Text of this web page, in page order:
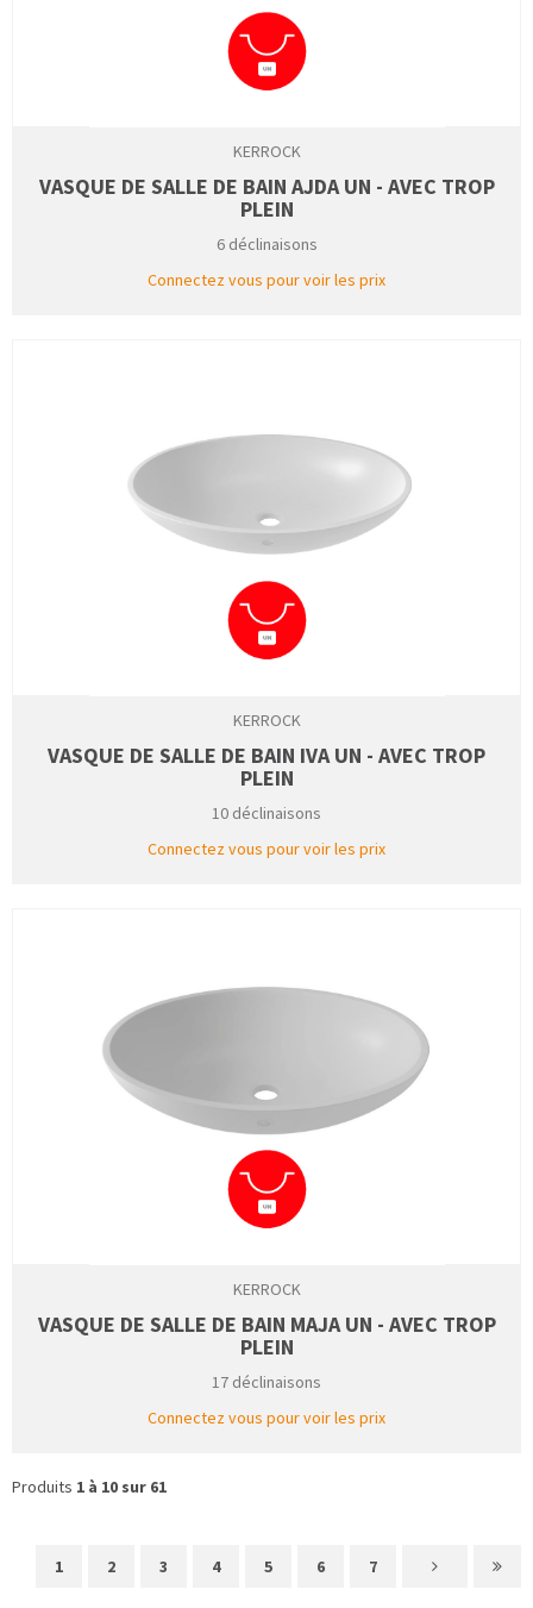
KERROCK
VASQUE DE SALLE DE BAIN AJDA UN - AVEC TROP
PLEIN
6 déclinaisons
Connectez vous pour voir les prix
KERROCK
VASQUE DE SALLE DE BAIN IVA UN - AVEC TROP
PLEIN
10 déclinaisons
Connectez vous pour voir les prix
KERROCK
VASQUE DE SALLE DE BAIN MAJA UN - AVEC TROP
PLEIN
17 déclinaisons
Connectez vous pour voir les prix
Produits 1 à 10 sur 61
1 2 3 4 5 6 7